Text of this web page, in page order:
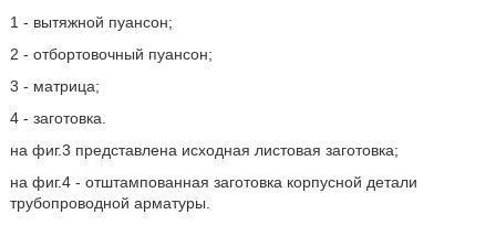
1 - вытяжной пуансон;
2 - отбортовочный пуансон;
3 - матрица;
4 - заготовка.
на фиг.3 представлена исходная листовая заготовка;
на фиг.4 - отштампованная заготовка корпусной детали
трубопроводной арматуры.